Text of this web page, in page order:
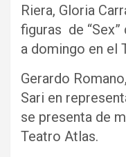
Riera, Gloria
figuras de
a domingo en el
Gerardo
Sari en
se presenta de
Teatro Atlas.